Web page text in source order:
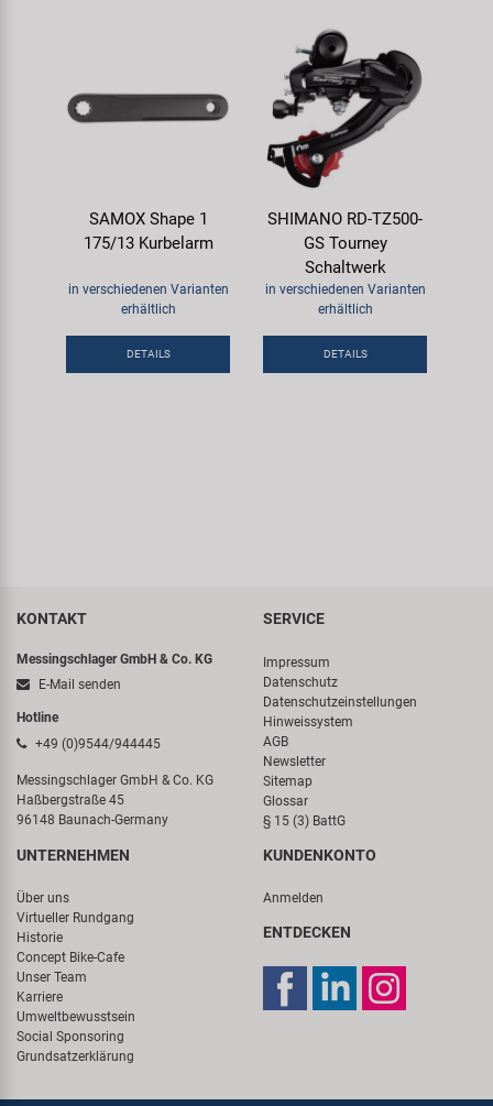
SAMOX Shape 1
175/13 Kurbelarm
in verschiedenen Varianten
erhältlich
DETAILS
SHIMANO RD-TZ500-
GS Tourney
Schaltwerk
in verschiedenen Varianten
erhältlich
DETAILS
KONTAKT
Messingschlager GmbH & Co. KG
E-Mail senden
Hotline
+49 (0)9544/944445
Messingschlager GmbH & Co. KG
Haßbergstraße 45
96148 Baunach-Germany
SERVICE
Impressum
Datenschutz
Datenschutzeinstellungen
Hinweissystem
AGB
Newsletter
Sitemap
Glossar
§ 15 (3) BattG
UNTERNEHMEN
Über uns
Virtueller Rundgang
Historie
Concept Bike-Cafe
Unser Team
Karriere
Umweltbewusstsein
Social Sponsoring
Grundsatzerklärung
KUNDENKONTO
Anmelden
ENTDECKEN